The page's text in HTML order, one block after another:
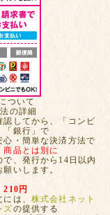
ついて
の詳細
認してから、「コンビ
「銀行」で
心・簡単な決済方法で
商品とは別に
で、発行から14日以内
いします。
210円
は、 株式会社ネット
ズの提供する